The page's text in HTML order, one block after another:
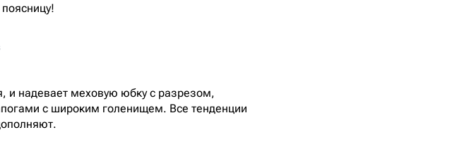
и надевает меховую юбку с разрезом,
с широким голенищем. Все тенденции